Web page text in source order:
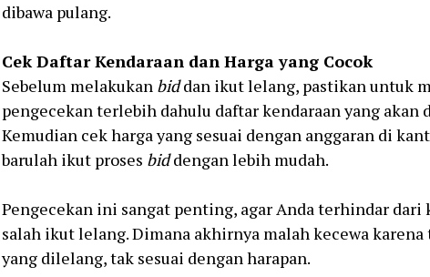
dibawa pulang.
Cek Daftar Kendaraan dan Harga yang Cocok
Sebelum melakukan biddan ikut lelang, pastikan untuk
pengecekan terlebih dahulu daftar kendaraan yang akan
Kemudian cek harga yang sesuai dengan anggaran di
barulah ikut proses biddengan lebih mudah.
Pengecekan ini sangat penting, agar Anda terhindar dari
salah ikut lelang. Dimana akhirnya malah kecewa
yang dilelang, tak sesuai dengan harapan.